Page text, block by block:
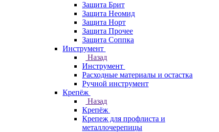
Защита Брит
Защита Неомид
Защита Норт
Защита Прочее
Защита Соппка
Инструмент
Назад
Инструмент
Расходные материалы и остастка
Ручной инструмент
Крепёж
Назад
Крепёж
Крепеж для профлиста и
металлочерепицы